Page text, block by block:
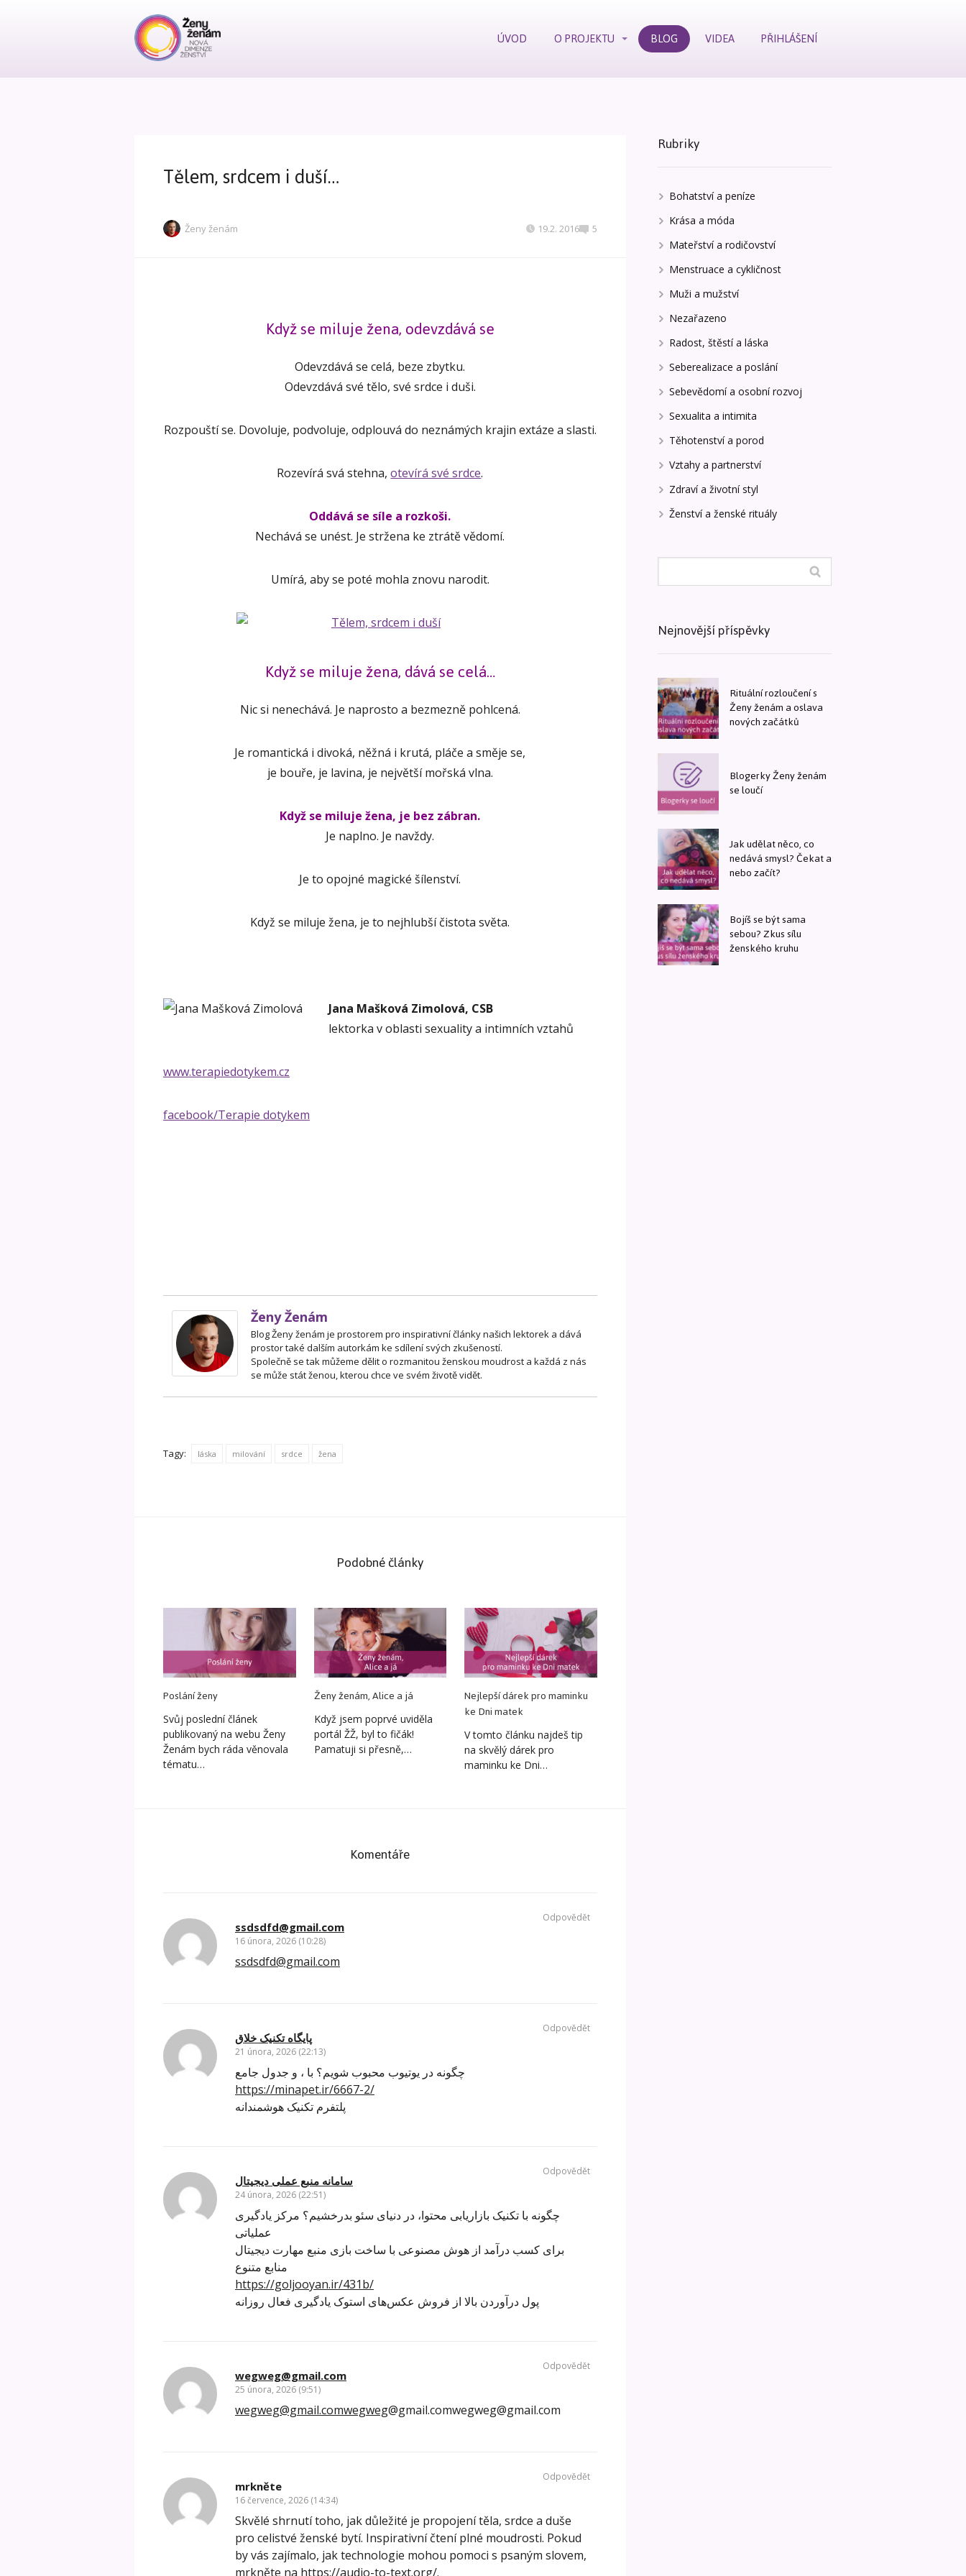
ÚVOD O PROJEKTU BLOG VIDEA PŘIHLÁŠENÍ
Tělem, srdcem i duší…
Ženy ženám 19.2. 2016 5
Když se miluje žena, odevzdává se
Odevzdává se celá, beze zbytku.
Odevzdává své tělo, své srdce i duši.
Rozpouští se. Dovoluje, podvoluje, odplouvá do neznámých krajin extáze a slasti.
Rozevírá svá stehna,otevírá své srdce.
Oddává se síle a rozkoši.
Nechává se unést. Je stržena ke ztrátě vědomí.
Umírá, aby se poté mohla znovu narodit.
Když se miluje žena, dává se celá…
Nic si nenechává. Je naprosto a bezmezně pohlcená.
Je romantická i divoká, něžná i krutá, pláče a směje se,
je bouře, je lavina, je největší mořská vlna.
Když se miluje žena, je bez zábran.
Je naplno. Je navždy.
Je to opojné magické šílenství.
Když se miluje žena, je to nejhlubší čistota světa.
Jana Mašková Zimolová, CSB
lektorka v oblasti sexuality a intimních vztahů
www.terapiedotykem.cz
facebook/Terapie dotykem
Ženy Ženám
Blog Ženy ženám je prostorem pro inspirativní články našich lektorek a dává
prostor také dalším autorkám ke sdílení svých zkušeností.
Společně se tak můžeme dělit o rozmanitou ženskou moudrost a každá z nás
se může stát ženou, kterou chce ve svém životě vidět.
Tagy: láska milování srdce žena
Podobné články
Poslání ženy
Svůj poslední článek
publikovaný na webu Ženy
Ženám bych ráda věnovala
tématu…
Ženy ženám, Alice a já
Když jsem poprvé uviděla
portál ŽŽ, byl to fičák!
Pamatuji si přesně,…
Nejlepší dárek pro maminku
ke Dni matek
V tomto článku najdeš tip
na skvělý dárek pro
maminku ke Dni…
Komentáře
ssdsdfd@gmail.com
16 února, 2026 (10:28)
ssdsdfd@gmail.com
Odpovědět
پایگاه تکنیک خلاق
21 února, 2026 (22:13)
چگونه در یوتیوب محبوب شویم؟ با ، و جدول جامع
https://minapet.ir/6667-2/
پلتفرم تکنیک هوشمندانه
Odpovědět
سامانه منبع عملی دیجیتال
24 února, 2026 (22:51)
چگونه با تکنیک بازاریابی محتوا، در دنیای سئو بدرخشیم؟ مرکز یادگیری
عملیاتی
برای کسب درآمد از هوش مصنوعی با ساخت بازی منبع مهارت دیجیتال
منابع متنوع
https://goljooyan.ir/431b/
پول درآوردن بالا از فروش عکس‌های استوک یادگیری فعال روزانه
Odpovědět
wegweg@gmail.com
25 února, 2026 (9:51)
wegweg@gmail.comwegweg@gmail.comwegweg@gmail.com
Odpovědět
mrkněte
16 července, 2026 (14:34)
Skvělé shrnutí toho, jak důležité je propojení těla, srdce a duše
pro celistvé ženské bytí. Inspirativní čtení plné moudrosti. Pokud
by vás zajímalo, jak technologie mohou pomoci s psaným slovem,
mrkněte na https://audio-to-text.org/.
Odpovědět
Rubriky
Bohatství a peníze
Krása a móda
Mateřství a rodičovství
Menstruace a cykličnost
Muži a mužství
Nezařazeno
Radost, štěstí a láska
Seberealizace a poslání
Sebevědomí a osobní rozvoj
Sexualita a intimita
Těhotenství a porod
Vztahy a partnerství
Zdraví a životní styl
Ženství a ženské rituály
Nejnovější příspěvky
Rituální rozloučení s
Ženy ženám a oslava
nových začátků
Blogerky Ženy ženám
se loučí
Jak udělat něco, co
nedává smysl? Čekat a
nebo začít?
Bojíš se být sama
sebou? Zkus sílu
ženského kruhu